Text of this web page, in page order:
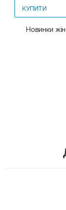
КУПИТИ
Новинки